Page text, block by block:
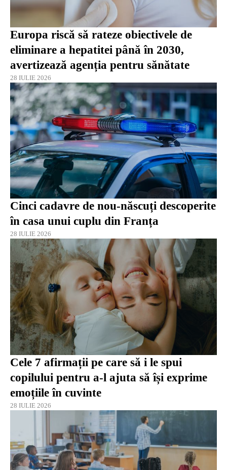
Europa riscă să rateze obiectivele de
eliminare a hepatitei până în 2030,
avertizează agenția pentru sănătate
28 IULIE 2026
Cinci cadavre de nou-născuți descoperite
în casa unui cuplu din Franța
28 IULIE 2026
Cele 7 afirmații pe care să i le spui
copilului pentru a-l ajuta să își exprime
emoțiile în cuvinte
28 IULIE 2026